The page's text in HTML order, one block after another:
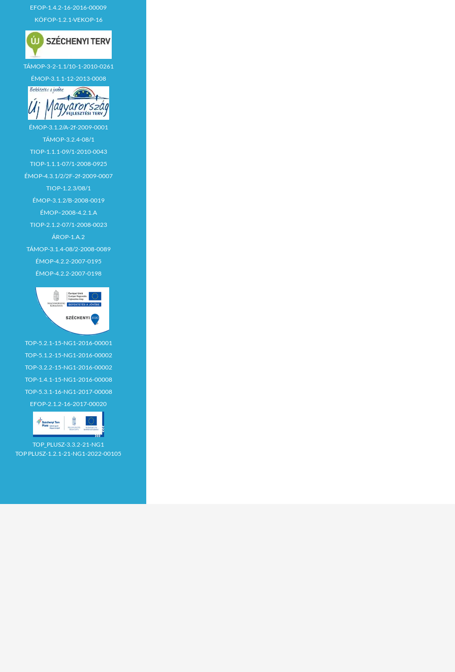
EFOP-1.4.2-16-2016-00009
KÖFOP-1.2.1-VEKOP-16
TÁMOP-3-2-1.1/10-1-2010-0261
ÉMOP-3.1.1-12-2013-0008
ÉMOP-3.1.2/A-2f-2009-0001
TÁMOP-3.2.4-08/1
TIOP-1.1.1-09/1-2010-0043
TIOP-1.1.1-07/1-2008-0925
ÉMOP-4.3.1/2/2F-2f-2009-0007
TIOP-1.2.3/08/1
ÉMOP-3.1.2/B-2008-0019
ÉMOP–2008-4.2.1.A
TIOP-2.1.2-07/1-2008-0023
ÁROP-1.A.2
TÁMOP-3.1.4-08/2-2008-0089
ÉMOP-4.2.2-2007-0195
ÉMOP-4.2.2-2007-0198
TOP-5.2.1-15-NG1-2016-00001
TOP-5.1.2-15-NG1-2016-00002
TOP-3.2.2-15-NG1-2016-00002
TOP-1.4.1-15-NG1-2016-00008
TOP-5.3.1-16-NG1-2017-00008
EFOP-2.1.2-16-2017-00020
TOP_PLUSZ-3.3.2-21-NG1
TOP PLUSZ-1.2.1-21-NG1-2022-00105